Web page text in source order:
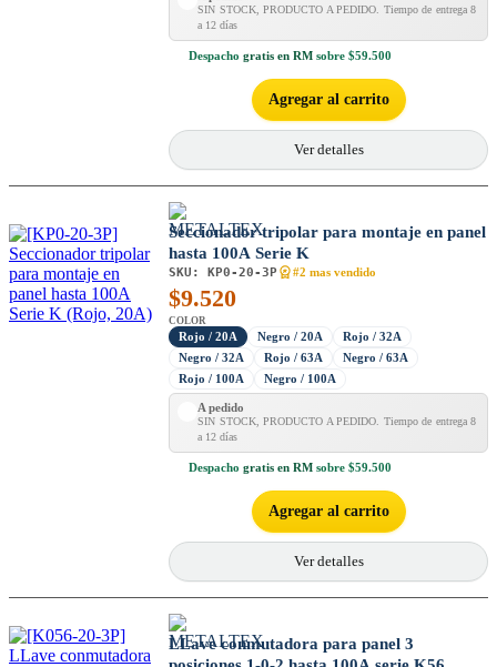
SIN STOCK, PRODUCTO A PEDIDO. Tiempo de entrega 8
a 12 días
Despacho gratis en RM sobre $59.500
Agregar al carrito
Ver detalles
Seccionador tripolar para montaje en panel
hasta 100A Serie K
SKU: KP0-20-3P #2 mas vendido
$9.520
COLOR
Rojo / 20A Negro / 20A
Rojo / 32A
Negro / 32A
Rojo / 63A
Negro / 63A
Rojo / 100A
Negro / 100A
A pedido
SIN STOCK, PRODUCTO A PEDIDO. Tiempo de entrega 8
a 12 días
Despacho gratis en RM sobre $59.500
Agregar al carrito
Ver detalles
LLave conmutadora para panel 3